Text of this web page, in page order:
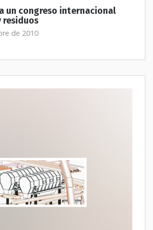
un congreso internacional
residuos
de 2010